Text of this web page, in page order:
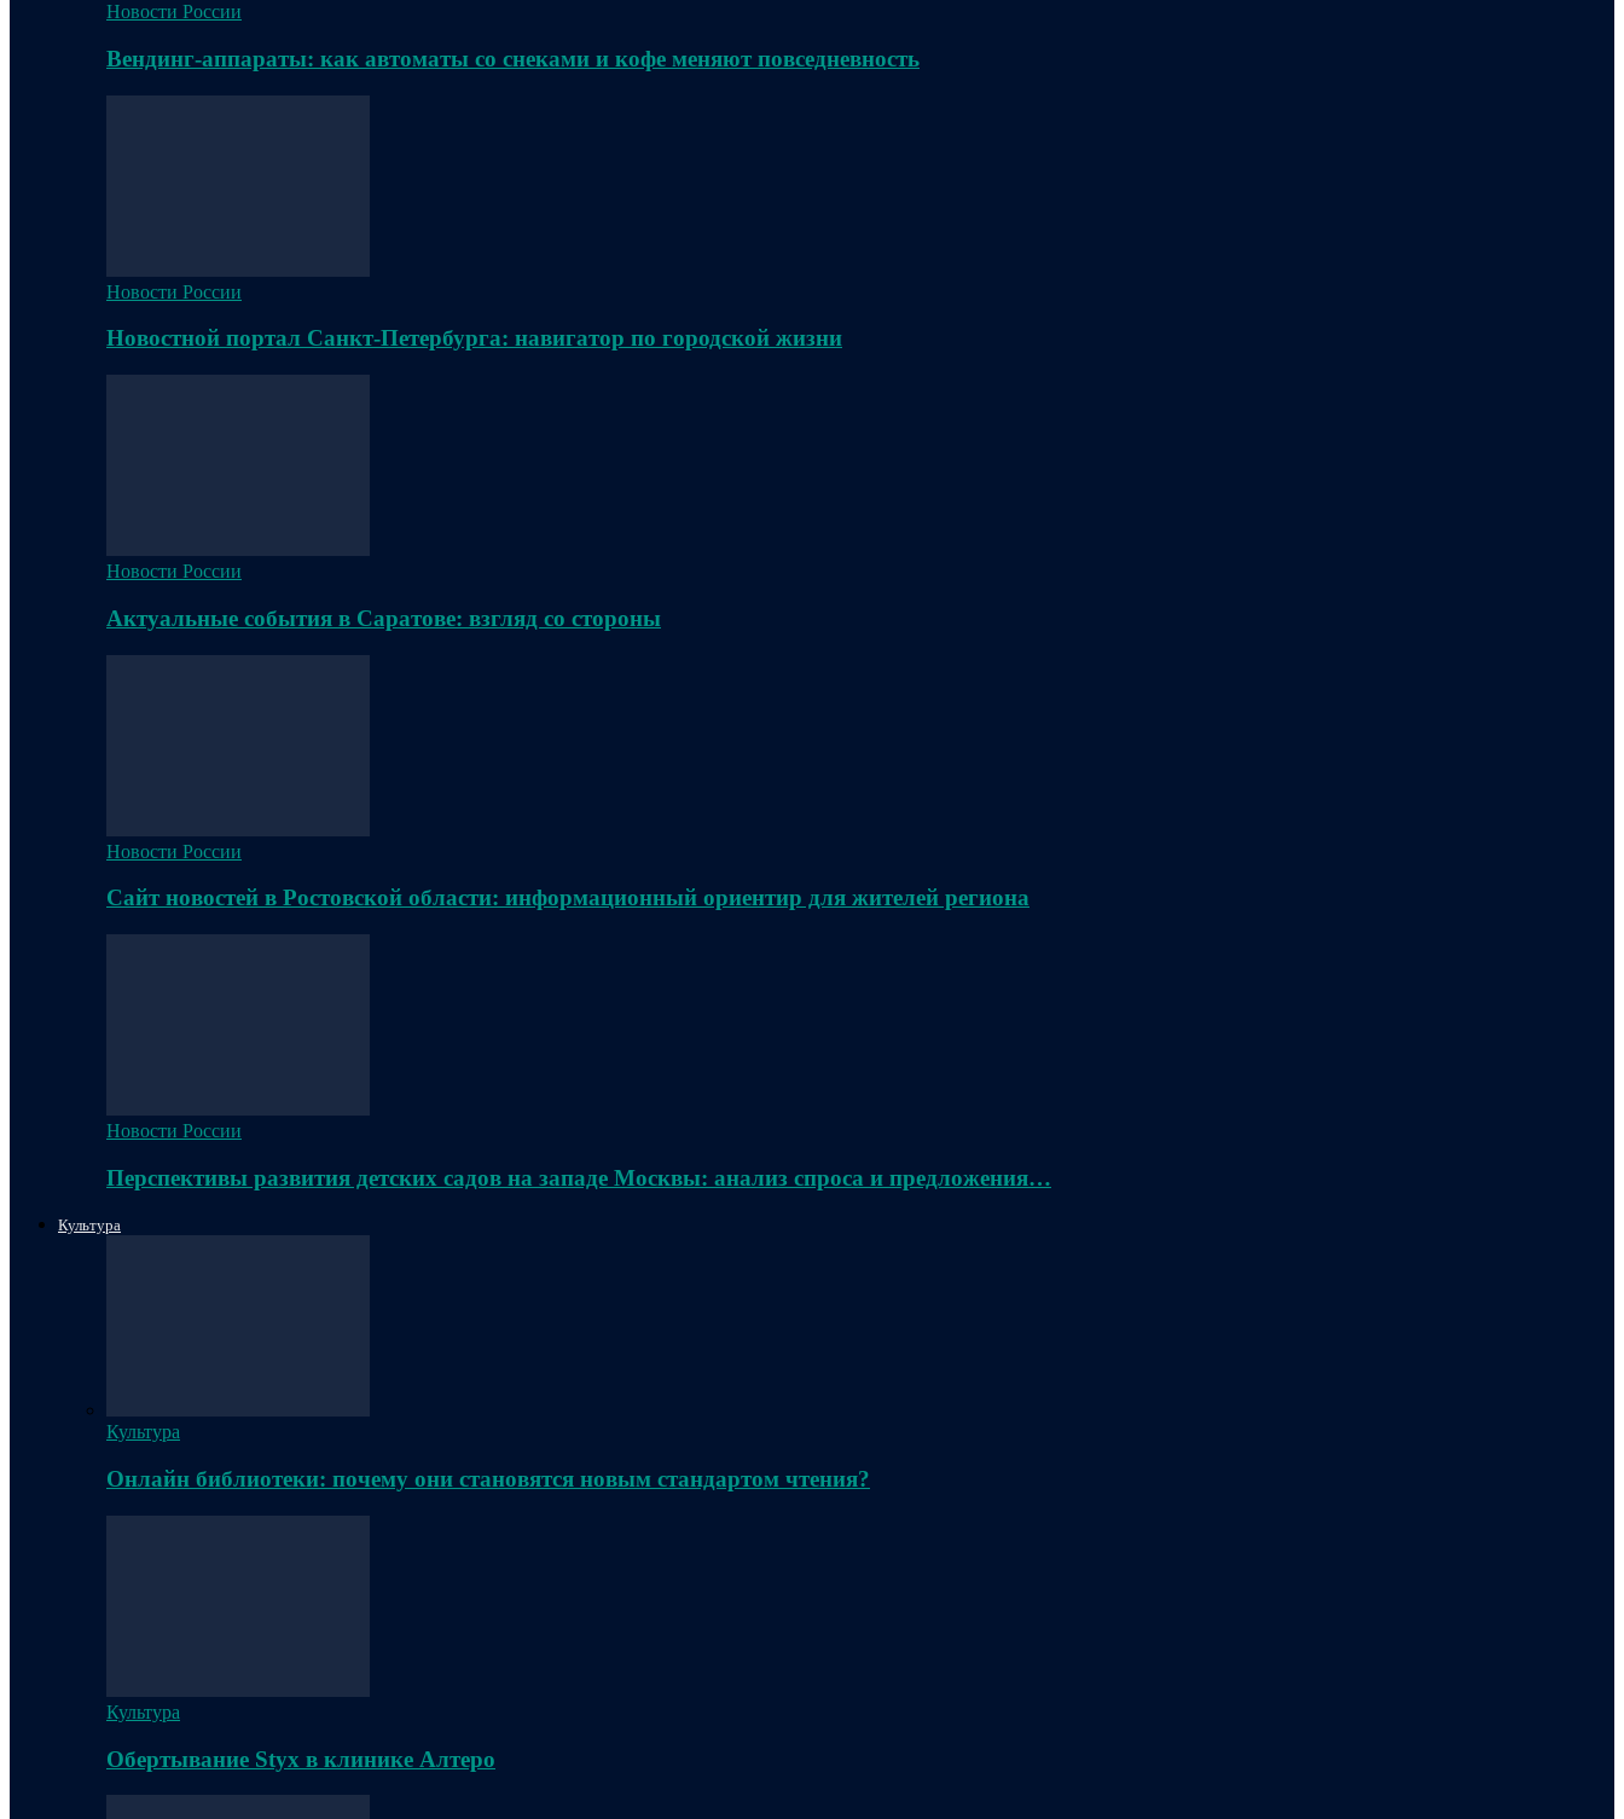
Новости России
Вендинг-аппараты: как автоматы со снеками и кофе меняют повседневность
Новости России
Новостной портал Санкт-Петербурга: навигатор по городской жизни
Новости России
Актуальные события в Саратове: взгляд со стороны
Новости России
Сайт новостей в Ростовской области: информационный ориентир для жителей региона
Новости России
Перспективы развития детских садов на западе Москвы: анализ спроса и предложения…
Культура
Культура
Онлайн библиотеки: почему они становятся новым стандартом чтения?
Культура
Обертывание Styx в клинике Алтеро